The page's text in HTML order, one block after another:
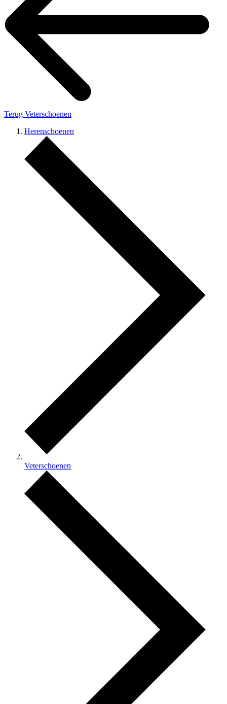
Terug Veterschoenen
Herenschoenen
Veterschoenen